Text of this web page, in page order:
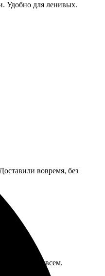
Удобно для ленивых.
вовремя, без
советую всем.